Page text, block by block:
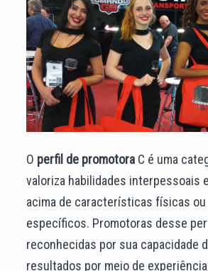
O perfil de promotoraC é uma
valoriza habilidades interpessoais
acima de características físicas ou
específicos. Promotoras desse
reconhecidas por sua capacidade
resultados por meio de